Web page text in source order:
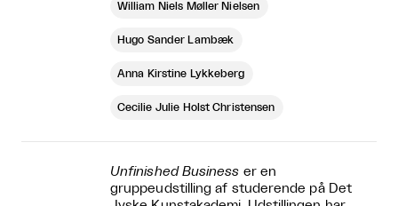
William Niels Møller Nielsen
Hugo Sander Lambæk
Anna Kirstine Lykkeberg
Cecilie Julie Holst Christensen
Unfinished Business er en
gruppeudstilling af studerende på Det